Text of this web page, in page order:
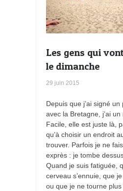
Les gens qui
le dimanche
29 juin 2015
Depuis que j’ai signé
avec la Bretagne, j’ai
Facile, elle est juste là,
qu’à choisir un endroit
trouver. Parfois je ne
exprès : je tombe
Quand je suis fatiguée,
cerveau s’ennuie, que
ou que je ne tourne